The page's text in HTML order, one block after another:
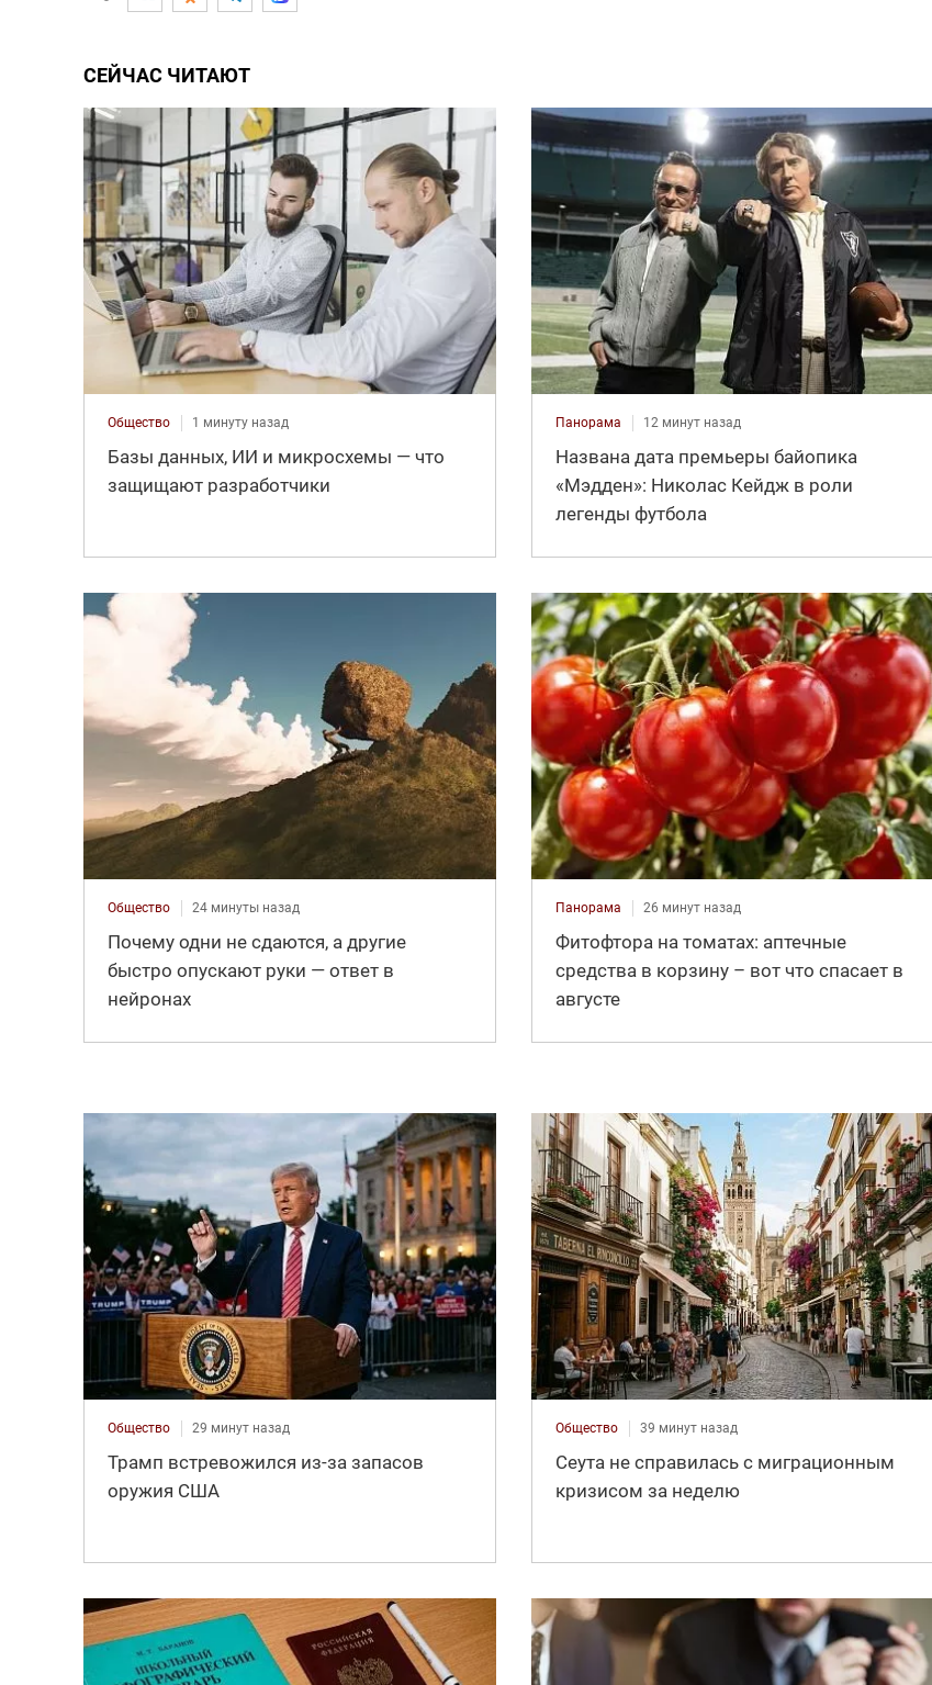
СЕЙЧАС ЧИТАЮТ
Общество 1 минуту назад
Базы данных, ИИ и микросхемы — что
защищают разработчики
Панорама 12 минут назад
Названа дата премьеры байопика
«Мэдден»: Николас Кейдж в роли
легенды футбола
Общество 24 минуты назад
Почему одни не сдаются, а другие
быстро опускают руки — ответ в
нейронах
Панорама 26 минут назад
Фитофтора на томатах: аптечные
средства в корзину – вот что спасает в
августе
Общество 29 минут назад
Трамп встревожился из-за запасов
оружия США
Общество 39 минут назад
Сеута не справилась с миграционным
кризисом за неделю